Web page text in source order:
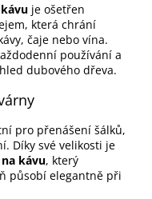
je ošetřen
která chrání
čaje nebo vína.
používání a
dubového dřeva.
pro přenášení šálků,
Díky své velikosti je
kávu, který
působí elegantně při